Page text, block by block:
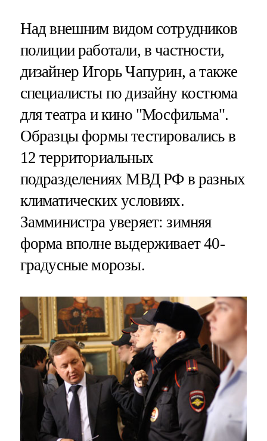
Над внешним видом сотрудников
полиции работали, в частности,
дизайнер Игорь Чапурин, а также
специалисты по дизайну костюма
для театра и кино "Мосфильма".
Образцы формы тестировались в
12 территориальных
подразделениях МВД РФ в разных
климатических условиях.
Замминистра уверяет: зимняя
форма вполне выдерживает 40-
градусные морозы.